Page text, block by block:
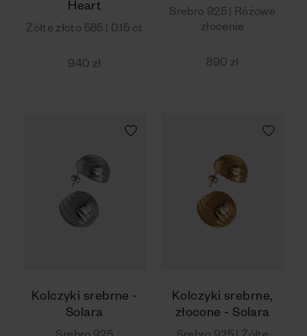
Heart
Żółte złoto 585 | 0.15 ct
940 zł
Srebro 925 | Różowe
złocenie
890 zł
Kolczyki srebrne -
Solara
Kolczyki srebrne,
złocone - Solara